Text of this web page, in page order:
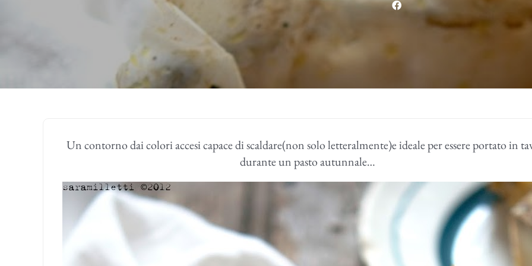
Un contorno dai colori accesi capace di scaldare(non solo letteralmente)e ideale per essere portato in
durante un pasto autunnale…